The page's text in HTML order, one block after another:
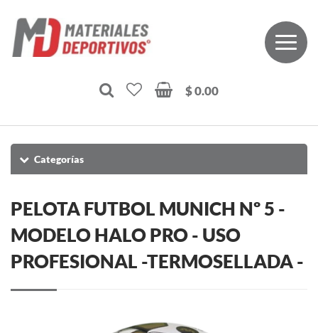
$ 0.00
Categorías
PELOTA FUTBOL MUNICH Nº 5 -
MODELO HALO PRO - USO
PROFESIONAL -TERMOSELLADA -